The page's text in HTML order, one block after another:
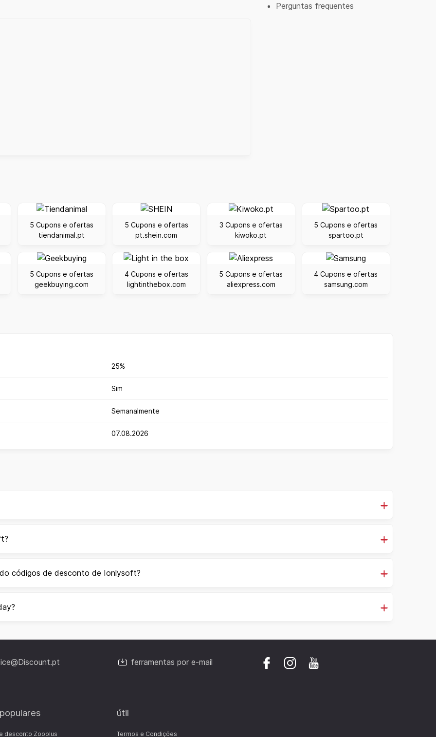
Perguntas frequentes
5 Cupons e ofertas
tiendanimal.pt
5 Cupons e ofertas
pt.shein.com
3 Cupons e ofertas
kiwoko.pt
5 Cupons e ofertas
spartoo.pt
5 Cupons e ofertas
geekbuying.com
4 Cupons e ofertas
lightinthebox.com
5 Cupons e ofertas
aliexpress.com
4 Cupons e ofertas
samsung.com
25%
Sim
Semanalmente
07.08.2026
códigos de desconto de Ionlysoft?
ferramentas por e-mail
desconto Zooplus
útil
Termos e Condições